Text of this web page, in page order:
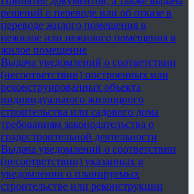
решений о переводе или об отказе в
переводе жилого помещения в
нежилое или нежилого помещения в
жилое помещение
Выдача уведомлений о соответствии
(несоответствии) построенных или
реконструированных объекта
индивидуального жилищного
строительства или садового дома
требованиям законодательства о
градостроительной деятельности
Выдача уведомлений о соответствии
(несоответствии) указанных в
уведомлении о планируемых
строительстве или реконструкции